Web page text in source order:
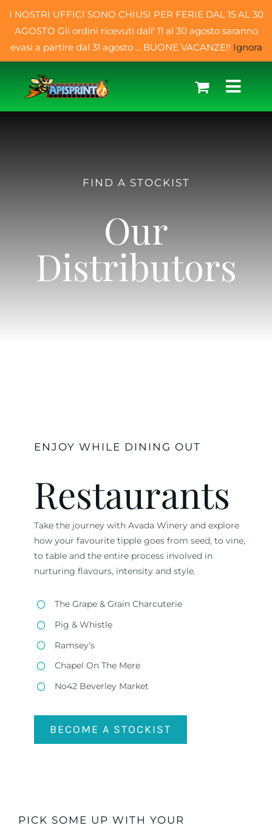
I NOSTRI UFFICI SONO CHIUSI PER FERIE DAL 15 AL 30
AGOSTO Gli ordini ricevuti dall' 11 al 30 agosto saranno
evasi a partire dal 31 agosto ... BUONE VACANZE!! Ignora
contenuto
FIND A STOCKIST
Our
Distributors
ENJOY WHILE DINING OUT
Restaurants
Take the journey with Avada Winery and explore
how your favourite tipple goes from seed, to vine,
to table and the entire process involved in
nurturing flavours, intensity and style.
The Grape & Grain Charcuterie
Pig & Whistle
Ramsey’s
Chapel On The Mere
No42 Beverley Market
BECOME A STOCKIST
PICK SOME UP WITH YOUR